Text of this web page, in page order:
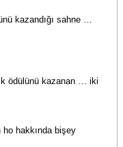
kazandığı sahne …
ödülünü kazanan … iki
hakkında bişey